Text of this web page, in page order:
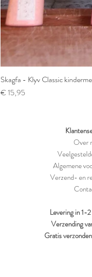
Skagfa - Klyv Classic
Prijs
€ 15,95
Over
Algemene
Verzend- en
Levering in 1-
Verzending
Gratis